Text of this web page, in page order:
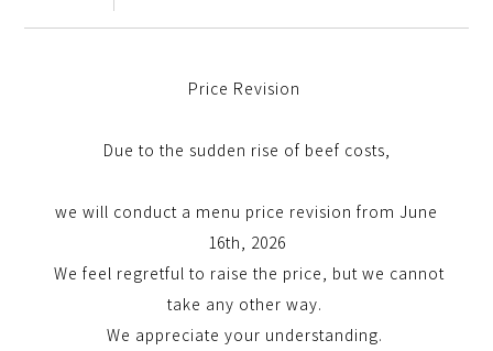
Price Revision
Due to the sudden rise of beef costs,
we will conduct a menu price revision from June
16th, 2026
We feel regretful to raise the price, but we cannot
take any other way.
We appreciate your understanding.